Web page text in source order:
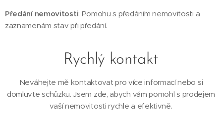
Předání nemovitosti: Pomohu s předáním nemovitosti a
zaznamenám stav při předání.
Rychlý kontakt
Neváhejte mě kontaktovat pro více informací nebo si
domluvte schůzku. Jsem zde, abych vám pomohl s prodejem
vaší nemovitosti rychle a efektivně.